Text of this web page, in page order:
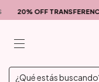
20% OFF